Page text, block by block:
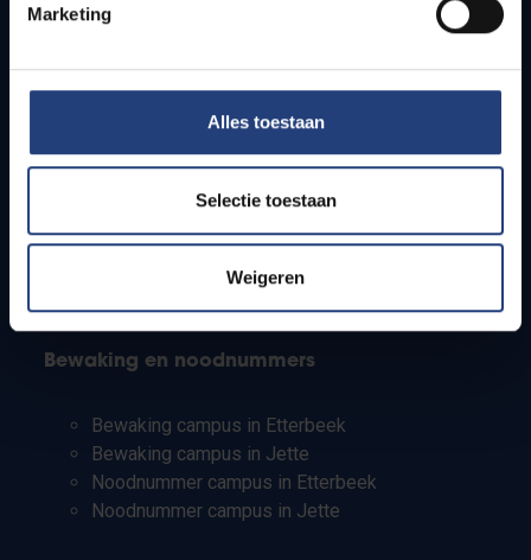
Marketing
Alles toestaan
Selectie toestaan
Weigeren
Studenten
PhD-studenten
Leerkrachten en secundaire scholen
Bewaking en noodnummers
Bewaking campus in Etterbeek
Bewaking campus in Jette
Noodnummer campus in Etterbeek
Noodnummer campus in Jette